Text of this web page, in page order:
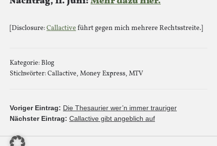
[Disclosure:Callactiveführt gegen mich mehrere Rechtsstreite.]
Kategorie:Blog
Stichwörter:Callactive, Money Express, MTV
Voriger Eintrag: Die Thesaurier wer’n immer trauriger
Nächster Eintrag: Callactive gibt angeblich auf